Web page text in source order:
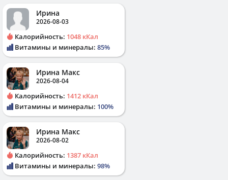
Ирина
2026-08-03
Калорийность: 1048 кКал
Витамины и минералы: 85%
Ирина Макс
2026-08-04
Калорийность: 1412 кКал
Витамины и минералы: 100%
Ирина Макс
2026-08-02
Калорийность: 1387 кКал
Витамины и минералы: 98%